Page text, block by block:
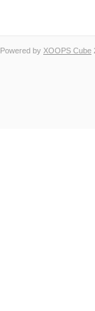
Powered by XOOPS Cube